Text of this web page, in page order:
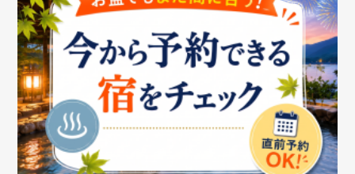
ご利用中の方
お問い合わせ消費税の表示 ウェブアクセシビリティの取り組み
個人情報保護ポリシープライバシーポータル
Cookieポリシー
特定商取引法に基づく表記情報セキュリティ基本方針
商標について BIGLOBEトップ